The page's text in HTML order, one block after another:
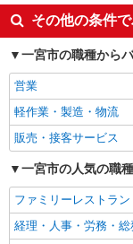
手
キープ
派遣社員
株式会社トラストグ
給
キープ
未経験歓迎
週2～3日勤務OK
交通費支給
その他の条件
一宮市の職種から
営業
軽作業・製造・物流
販売・接客サービス
一宮市の人気の職
ファミリーレストラン
経理・人事・労務・